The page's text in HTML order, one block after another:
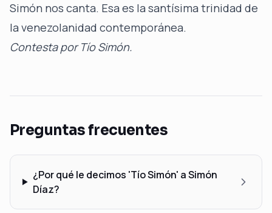
Simón nos canta. Esa es la santísima trinidad de
la venezolanidad contemporánea.
Contesta por Tío Simón.
Preguntas frecuentes
¿Por qué le decimos 'Tío Simón' a Simón
Díaz?